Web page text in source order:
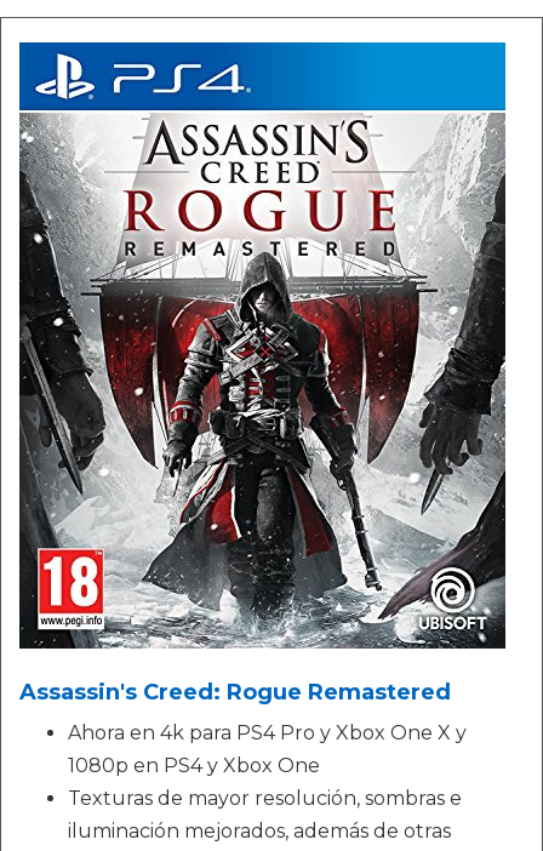
Assassin's Creed: Rogue Remastered
Ahora en 4k para PS4 Pro y Xbox One X y
1080p en PS4 y Xbox One
Texturas de mayor resolución, sombras e
iluminación mejorados, además de otras